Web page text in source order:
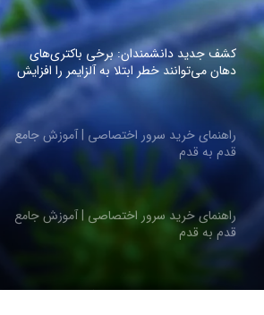
کشف جدید دانشمندان: برخی باکتری‌های
دهان می‌توانند خطر ابتلا به آلزایمر را افزایش
راهنمای خرید سرور اختصاصی | آموزش جامع
قدم به قدم
راهنمای خرید سرور اختصاصی | آموزش جامع
قدم به قدم
کاربران از مشکلات کابل شارژ گلکسی S25